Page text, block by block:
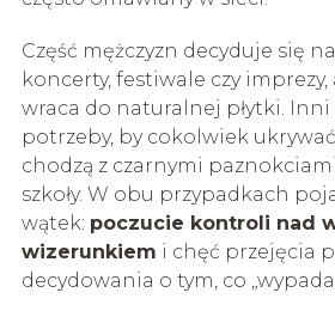
Część mężczyzn decyduje się
koncerty, festiwale czy imprezy,
wraca do naturalnej płytki. Inni
potrzeby, by cokolwiek
chodzą z czarnymi
szkoły. W obu przypadkach
wątek: poczucie kontroli nad
wizerunkiem i chęć przejęcia
decydowania o tym, co